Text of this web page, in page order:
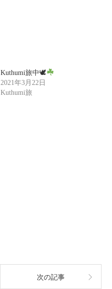
Kuthumi旅中🕊
2021年3月22日
Kuthumi旅
次の記事